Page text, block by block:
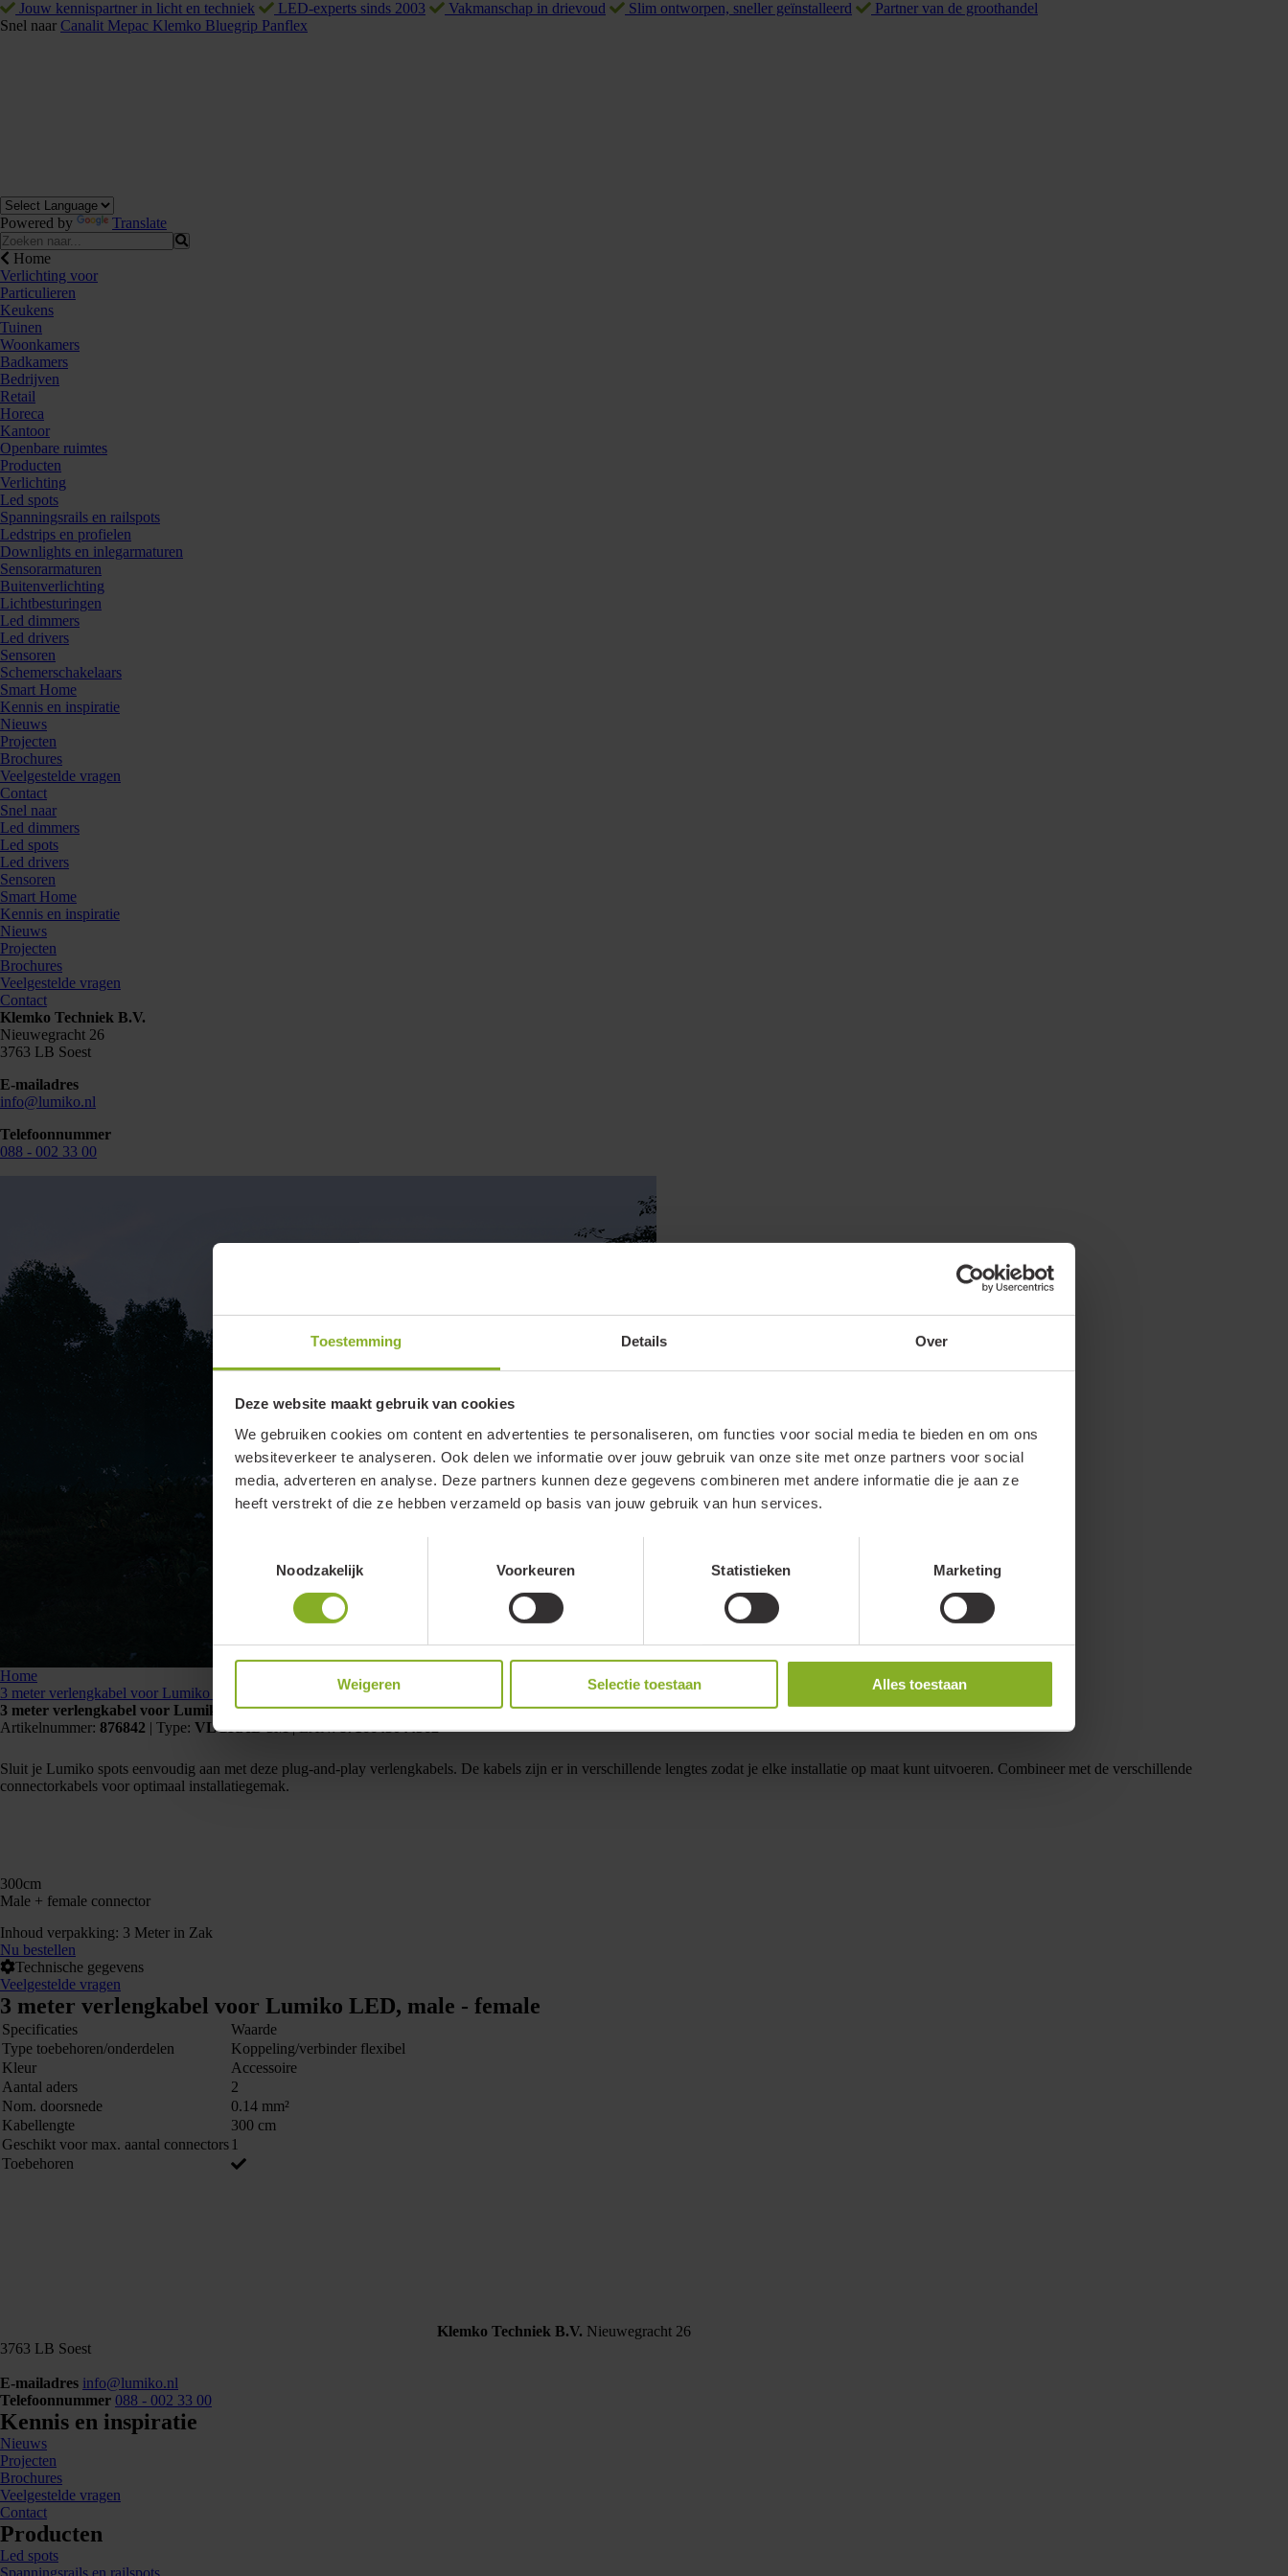
Toestemming Details Over
Deze website maakt gebruik van cookies
We gebruiken cookies om content en advertenties te personaliseren, om functies voor social media te bieden en om ons
websiteverkeer te analyseren. Ook delen we informatie over jouw gebruik van onze site met onze partners voor social
media, adverteren en analyse. Deze partners kunnen deze gegevens combineren met andere informatie die je aan ze
heeft verstrekt of die ze hebben verzameld op basis van jouw gebruik van hun services.
Noodzakelijk
Voorkeuren Statistieken Marketing
Weigeren Selectie toestaan Alles toestaan
Jouw kennispartner in licht en techniek LED-experts sinds 2003 Vakmanschap in drievoud Slim ontworpen, sneller geïnstalleerd
Partner van de groothandel
Snel naar Canalit Mepac Klemko Bluegrip Panflex
Powered by Translate
Home
Verlichting voor
Particulieren
Keukens
Tuinen
Woonkamers
Badkamers
Bedrijven
Retail
Horeca
Kantoor
Openbare ruimtes
Producten
Verlichting
Led spots
Spanningsrails en railspots
Ledstrips en profielen
Downlights en inlegarmaturen
Sensorarmaturen
Buitenverlichting
Lichtbesturingen
Led dimmers
Led drivers
Sensoren
Schemerschakelaars
Smart Home
Kennis en inspiratie
Nieuws
Projecten
Brochures
Veelgestelde vragen
Contact
Snel naar
Led dimmers
Led spots
Led drivers
Sensoren
Smart Home
Kennis en inspiratie
Nieuws
Projecten
Brochures
Veelgestelde vragen
Contact
Klemko Techniek B.V.
Nieuwegracht 26
3763 LB Soest
E-mailadres
info@lumiko.nl
Telefoonnummer
088 - 002 33 00
Home
3 meter verlengkabel voor Lumiko LED, male - female
3 meter verlengkabel voor Lumiko LED, male - female
Artikelnummer: 876842 | Type: VLGKAB-3M | EAN:8716643044562
Sluit je Lumiko spots eenvoudig aan met deze plug-and-play verlengkabels. De kabels zijn er in verschillende lengtes zodat je elke installatie op maat kunt uitvoeren. Combineer met de verschillende
connectorkabels voor optimaal installatiegemak.
300cm
Male + female connector
Inhoud verpakking: 3 Meter in Zak
Nu bestellen
Technische gegevens
Veelgestelde vragen
3 meter verlengkabel voor Lumiko LED, male - female
Specificaties
Waarde
Type toebehoren/onderdelen
Koppeling/verbinder flexibel
Kleur
Accessoire
Aantal aders
2
Nom. doorsnede
0.14 mm²
Kabellengte
300 cm
Geschikt voor max. aantal connectors 1
Toebehoren
Klemko Techniek B.V. Nieuwegracht 26
3763 LB Soest
E-mailadres info@lumiko.nl
Telefoonnummer 088 - 002 33 00
Kennis en inspiratie
Nieuws
Projecten
Brochures
Veelgestelde vragen
Contact
Producten
Led spots
Spanningsrails en railspots